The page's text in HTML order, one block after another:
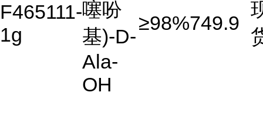
F465111-
1g
噻吩
基)-D-
Ala-
OH
≥98%749.9